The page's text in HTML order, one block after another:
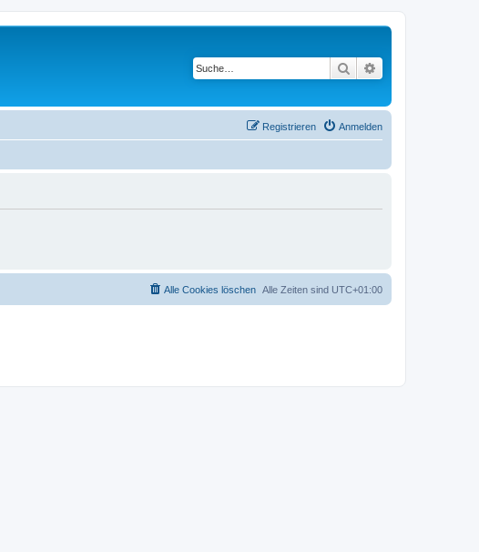
Suche
Anmelden
Registrieren
Alle Zeiten sind UTC+01:00
Alle Cookies löschen